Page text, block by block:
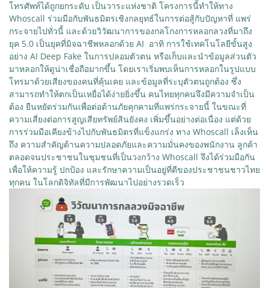
โทรศัพท์ได้ถูกยกระดับ เป็นวาระแห่งชาติ โครงการนี้ทำให้ทาง
Whoscall ร่วมมือกับพันธมิตรเชิงกลยุทธ์ในการต่อสู้กับปัญหาที่ แพร่
กระจายไปทั่วนี้ และด้วยวิวัฒนาการของกลโกงการหลอกลวงที่มาถึง
ยุค 5.0 เป็นยุคที่มิจฉาชีพหลอกด้วย AI อาทิ การใช้เทคโนโลยีขั้นสูง
อย่าง AI Deep Fake ในการปลอมตัวตน หรือเก็บและนำข้อมูลส่วนตัว
มาหลอกให้ดูน่าเชื่อถือมากขึ้น โดยเราเริ่มพบเห็นการหลอกในรูปแบบ
โทรมาด้วยเสียงของคนที่คุ้นเคย และข้อมูลที่ระบุตัวตนถูกต้อง ซึ่ง
สามารถทำให้ตกเป็นเหยื่อได้ง่ายยิ่งขึ้น คนไทยทุกคนจึงมีความจำเป็น
ต้อง ยืนหยัดร่วมกันเพื่อต่อต้านภัยคุกคามที่แพร่กระจายนี้ ในขณะที่
ความเสี่ยงต่อการสูญเสียทรัพย์สินยังคง เพิ่มขึ้นอย่างต่อเนื่อง แต่ด้วย
การร่วมมือเคียงข้างไปกับพันธมิตรที่แข็งแกร่ง ทาง Whoscall เล็งเห็น
ถึง ความสำคัญด้านความปลอดภัยและความมั่นคงของพนักงาน ลูกค้า
ตลอดจนประชาชนในชุมชนที่เป็นวงกว้าง Whoscall จึงได้ร่วมมือกัน
เพื่อให้ความรู้ ปกป้อง และรักษาความเป็นอยู่ที่ดีของประชาชนชาวไทย
ทุกคน ในโลกดิจิทัลที่มีการพัฒนาไปอย่างรวดเร็ว